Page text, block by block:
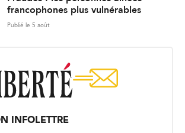
francophones plus vulnérables
Publié le 5 août
INFOLETTRE